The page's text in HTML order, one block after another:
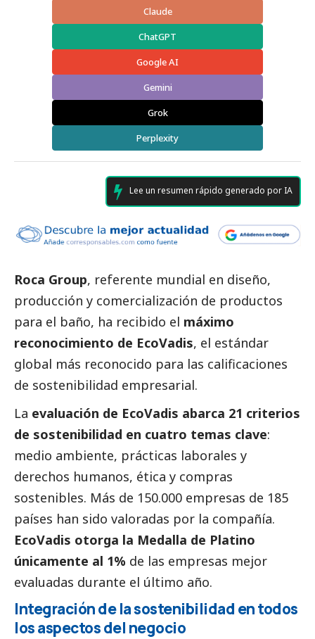
Claude
ChatGPT
Google AI
Gemini
Grok
Perplexity
Lee un resumen rápido generado por IA
Roca Group, referente mundial en diseño,
producción y comercialización de productos
para el baño, ha recibido el máximo
reconocimiento de EcoVadis, el estándar
global más reconocido para las calificaciones
de sostenibilidad empresarial.
La evaluación de EcoVadis abarca 21 criterios
de sostenibilidad en cuatro temas clave:
medio ambiente, prácticas laborales y
derechos humanos, ética y compras
sostenibles. Más de 150.000 empresas de 185
países han sido valoradas por la compañía.
EcoVadis otorga la Medalla de Platino
únicamente al 1% de las empresas mejor
evaluadas durante el último año.
Integración de la sostenibilidad en todos
los aspectos del negocio